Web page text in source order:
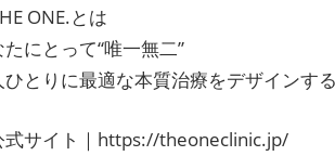
ONE.とは
たにとって“唯一無二”
ひとりに最適な本質治療をデザインす
サイト｜https://theoneclinic.jp/